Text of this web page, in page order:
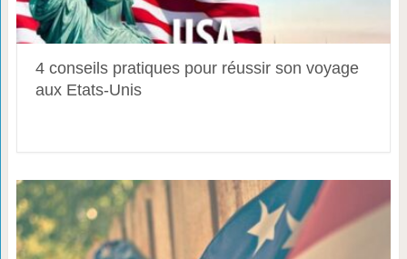
4 conseils pratiques pour réussir son voyage
aux Etats-Unis